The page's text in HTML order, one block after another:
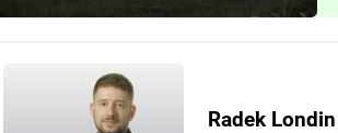
Radek Londin